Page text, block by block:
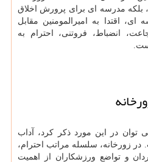
بلکه مدرسه ای برای پرورش اخلاق
اقتدا به امیرالمومنین مقابل
انضباط، فروتنی، احترام به
در این مورد ذکر کرد، آداب
زورخانه، سلسله مراتب احترام،
و تواضع ورزشکاران از اهمیت